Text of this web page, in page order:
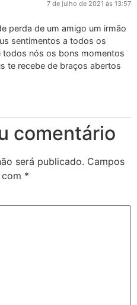
7 de julho de 2021 às 13:57
perda de um amigo um irmão
sentimentos a todos os
todos nós os bons momentos
te recebe de braços abertos
comentário
será publicado. Campos
*